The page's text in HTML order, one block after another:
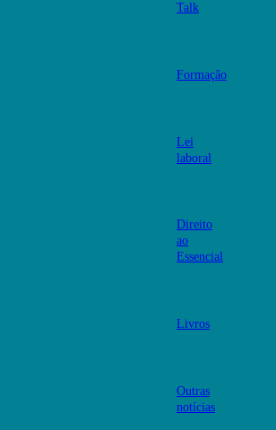
Talk
Formação
Lei
laboral
Direito
ao
Essencial
Livros
Outras
notícias